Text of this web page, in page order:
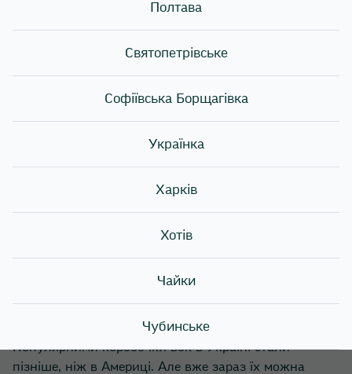
Полтава
Святопетрівське
Софіївська Борщагівка
Українка
Харків
Хотів
Чайки
Чубинське
На початку 20х років в Америці устриці стали дуже
популярними, особливо у містах біля океану. Тоді
магазину устриць вигадав для них пакування —
коробочку. А також зробив до неї ручку з дроту.
Устричний бум згодом закінчився. Але його винахід
знадобився пізніше!
Після війни в США прибула величезна кількість
емігрантів з Китаю. І, звичайно, разом з собою вони
привезли свої національні страви. І в Америці
розпочався новий бум! З’явилось дуже багато
закладів, які готували цю страву. А для пакування
Популярними коробочки вок в Україні стали
пізніше, ніж в Америці. Але вже зараз їх можна